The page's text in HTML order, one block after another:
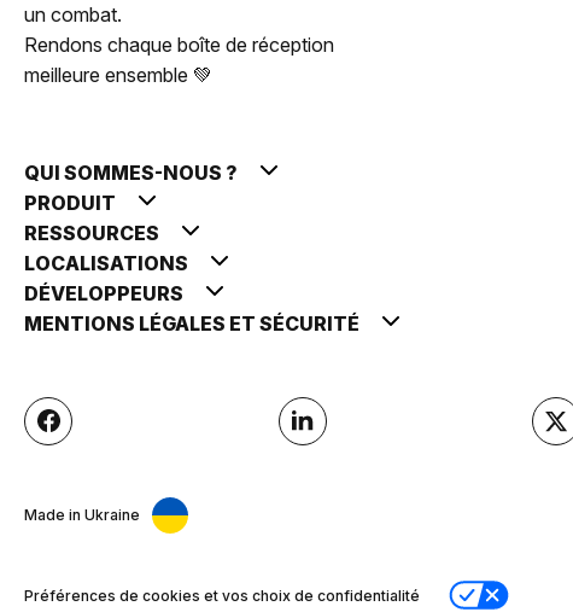
un combat.
Rendons chaque boîte de réception
meilleure ensemble 💚
QUI SOMMES-NOUS ?
PRODUIT
RESSOURCES
LOCALISATIONS
DÉVELOPPEURS
MENTIONS LÉGALES ET SÉCURITÉ
Made in Ukraine
Préférences de cookies et vos choix de confidentialité